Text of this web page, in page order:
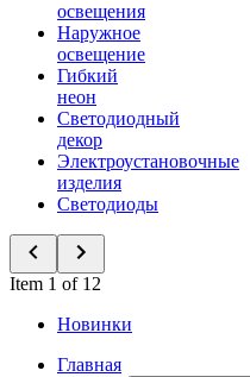
освещения
Наружное
освещение
Гибкий
неон
Светодиодный
декор
Электроустановочные
изделия
Светодиоды
Item 1 of 12
Новинки
Главная